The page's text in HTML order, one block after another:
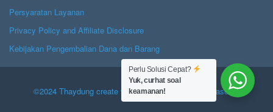
Persyaratan Layanan
Privacy Policy and Affiliate Disclosure
Kebijakan Pengembalian Dana dan Barang
©2024 Thaydung create with Hope, powered by Jasascan.
Perlu Solusi Cepat?
Yuk, curhat soal
keamanan!